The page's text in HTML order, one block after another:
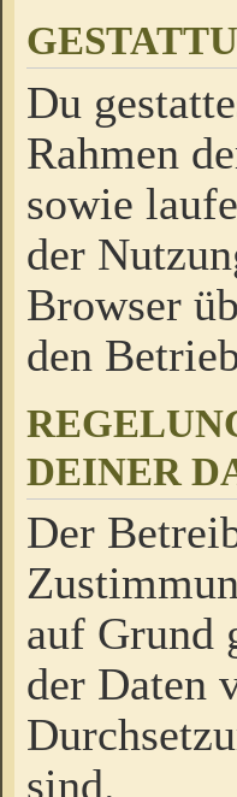
Du
Rahmen
sowie
der
Browser
den
DEINER
Der
auf Grund
der Daten
sind.